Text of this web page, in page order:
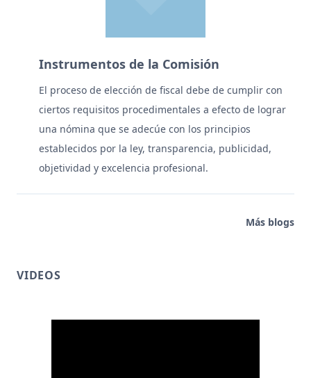
Instrumentos de la Comisión
El proceso de elección de fiscal debe de cumplir con
ciertos requisitos procedimentales a efecto de lograr
una nómina que se adecúe con los principios
establecidos por la ley, transparencia, publicidad,
objetividad y excelencia profesional.
Más blogs
VIDEOS